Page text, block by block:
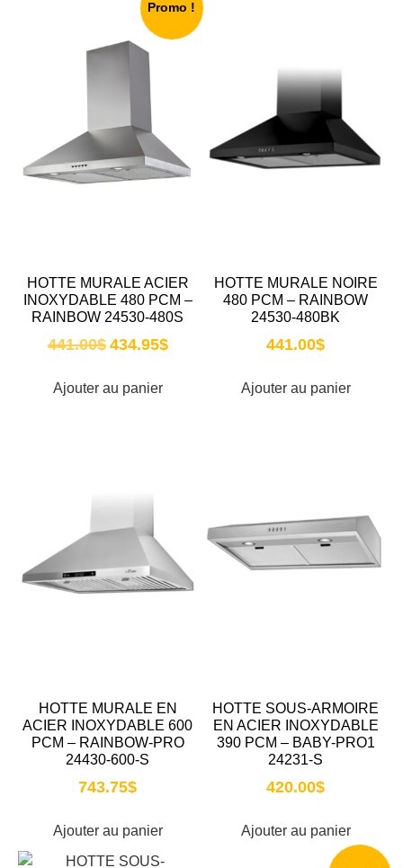
Promo !
HOTTE MURALE ACIER
INOXYDABLE 480 PCM –
RAINBOW 24530-480S
441.00$ 434.95$
Ajouter au panier
HOTTE MURALE NOIRE
480 PCM – RAINBOW
24530-480BK
441.00$
Ajouter au panier
HOTTE MURALE EN
ACIER INOXYDABLE 600
PCM – RAINBOW-PRO
24430-600-S
743.75$
Ajouter au panier
HOTTE SOUS-ARMOIRE
EN ACIER INOXYDABLE
390 PCM – BABY-PRO1
24231-S
420.00$
Ajouter au panier